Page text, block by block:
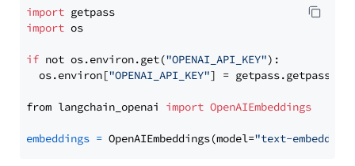
import
import os
if not os.environ.get("OPENAI_API_KEY"):
  os.environ[
"OPENAI_API_KEY"] = getpass.getpass(
from langchain_openai import OpenAIEmbeddings
embeddings = OpenAIEmbeddings(model="text-